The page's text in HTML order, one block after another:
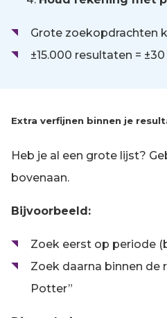
Grote zoekopdrachten
±15.000 resultaten =
Extra verfijnen binnen je
Heb je al een grote lijst?
bovenaan.
Bijvoorbeeld:
Zoek eerst op periode
Zoek daarna binnen de
Potter”